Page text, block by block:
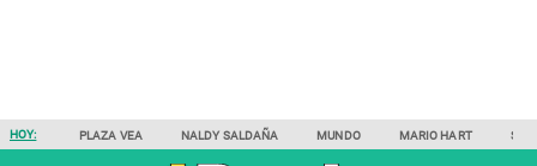
HOY: PLAZA VEA NALDY SALDAÑA MUNDO MARIO HART